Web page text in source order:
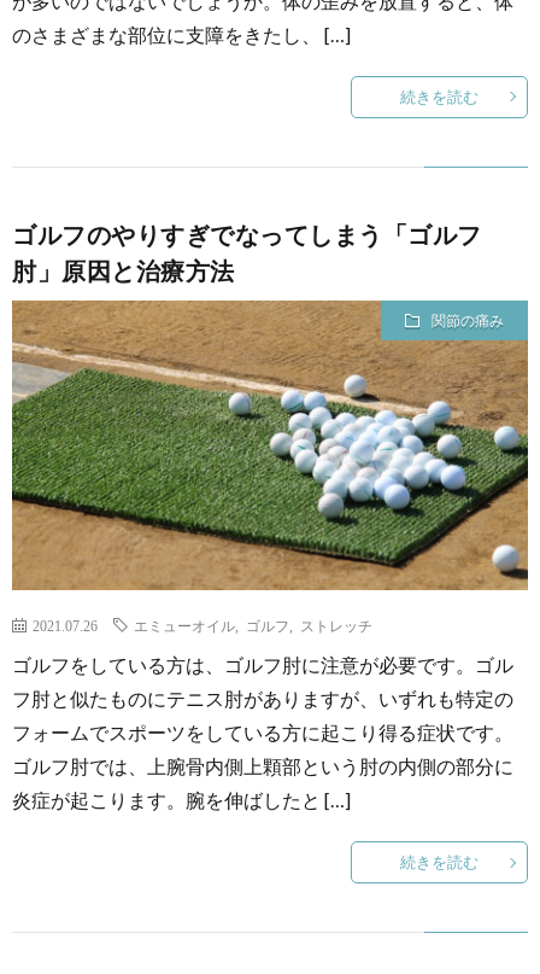
のさまざまな部位に支障をきたし、 […]
続きを読む
ゴルフのやりすぎでなってしまう「ゴルフ
肘」原因と治療方法
関節の痛み
2021.07.26 エミューオイル ゴルフ ストレッチ
ゴルフをしている方は、ゴルフ肘に注意が必要です。ゴル
フ肘と似たものにテニス肘がありますが、いずれも特定の
フォームでスポーツをしている方に起こり得る症状です。
ゴルフ肘では、上腕骨内側上顆部という肘の内側の部分に
炎症が起こります。腕を伸ばしたと […]
続きを読む